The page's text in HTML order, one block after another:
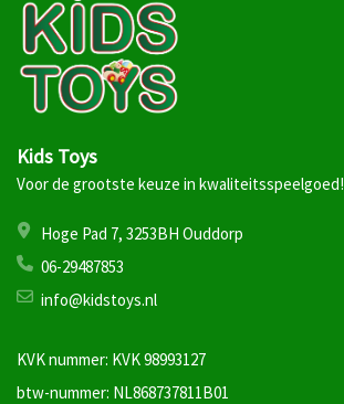
Kids Toys
Voor de grootste keuze in kwaliteitsspeelgoed!
Hoge Pad 7, 3253BH Ouddorp
06-29487853
info@kidstoys.nl
KVK nummer: KVK 98993127
btw-nummer: NL868737811B01